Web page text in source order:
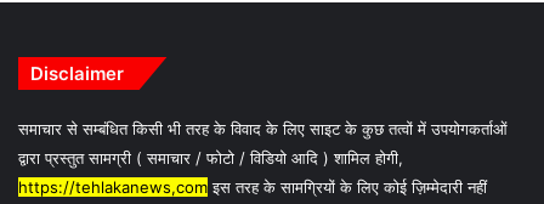
Disclaimer
समाचार से सम्बंधित किसी भी तरह के विवाद के लिए साइट के कुछ तत्वों में उपयोगकर्ताओं
द्वारा प्रस्तुत सामग्री ( समाचार / फोटो / विडियो आदि ) शामिल होगी,
https://tehlakanews,comइस तरह के सामग्रियों के लिए कोई ज़िम्मेदारी नहीं